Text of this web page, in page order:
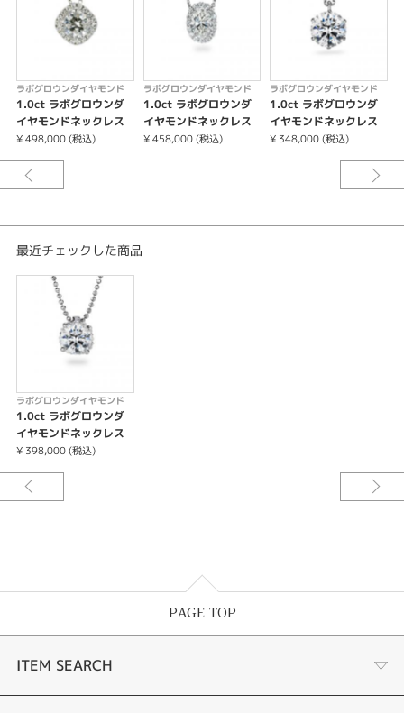
ダイヤモンド：1.0ctUP / EカラーUP / VS1UP / IC のダイヤモンドを使用
しております。
鑑定機関：INTERNATIONAL GEMOLOGICAL INSTITUTE(IGI)
※価格は税込みになります。
ラボグロウンダイヤモンド
1.0ct ラボグロウンダ
イヤモンドネックレス
¥ 498,000 (税込)
ラボグロウンダイヤモンド
1.0ct ラボグロウンダ
イヤモンドネックレス
¥ 458,000 (税込)
ラボグロウンダイヤモンド
1.0ct ラボグロウンダ
イヤモンドネックレス
¥ 348,000 (税込)
最近チェックした商品
ラボグロウンダイヤモンド
1.0ct ラボグロウンダ
イヤモンドネックレス
¥ 398,000 (税込)
PAGE TOP
ITEM SEARCH